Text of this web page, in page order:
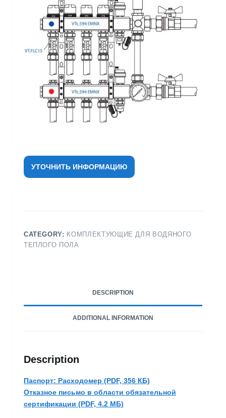
УТОЧНИТЬ ИНФОРМАЦИЮ
CATEGORY: КОМПЛЕКТУЮЩИЕ ДЛЯ ВОДЯНОГО
ТЕПЛОГО ПОЛА
DESCRIPTION
ADDITIONAL INFORMATION
Description
Паспорт: Расходомер (PDF, 356 КБ)
Отказное письмо в области обязательной
сертификации (PDF, 4.2 МБ)